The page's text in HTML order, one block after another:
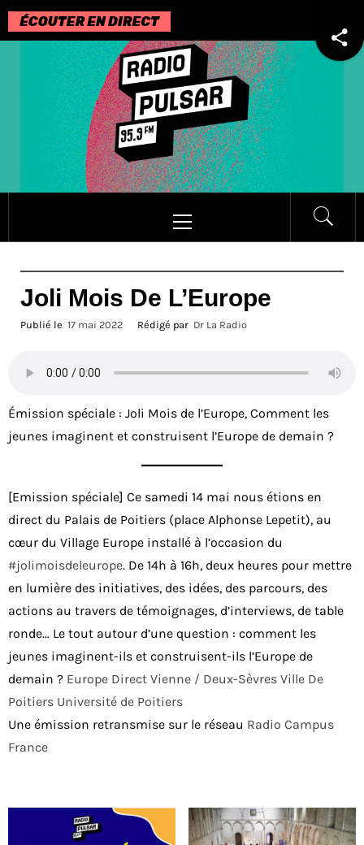
Passer
au
contenu
principal
Joli Mois De L’Europe
Publié le 17 mai 2022 Rédigé par Dr La Radio
Émission spéciale : Joli Mois de l’Europe, Comment les
jeunes imaginent et construisent l’Europe de demain ?
[Emission spéciale] Ce samedi 14 mai nous étions en
direct du Palais de Poitiers (place Alphonse Lepetit), au
cœur du Village Europe installé à l’occasion du
#jolimoisdeleurope. De 14h à 16h, deux heures pour mettre
en lumière des initiatives, des idées, des parcours, des
actions au travers de témoignages, d’interviews, de table
ronde… Le tout autour d’une question : comment les
jeunes imaginent-ils et construisent-ils l’Europe de
demain ? Europe Direct Vienne / Deux-Sèvres Ville De
Poitiers Université de Poitiers
Une émission retransmise sur le réseau Radio Campus
France